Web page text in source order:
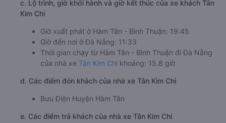
c. Lộ trình, giờ khởi hành và giờ kết thúc của xe khách Tân
Kim Chi
Giờ xuất phát ở Hàm Tân - Bình Thuận: 19:45
Giờ đến nơi ở Đà Nẵng: 11:33
Thời gian chạy từ Hàm Tân - Bình Thuận đi Đà Nẵng
của nhà xe Tân Kim Chi khoảng: 15.8 giờ
d. Các điểm đón khách của nhà xe Tân Kim Chi
Bưu Điện Huyện Hàm Tân
e. Các điểm trả khách của nhà xe Tân Kim Chi